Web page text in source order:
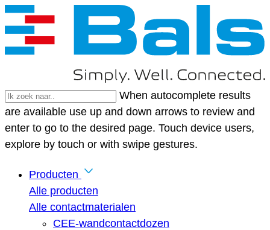
When autocomplete results
are available use up and down arrows to review and
enter to go to the desired page. Touch device users,
explore by touch or with swipe gestures.
Producten
Alle producten
Alle contactmaterialen
CEE-wandcontactdozen